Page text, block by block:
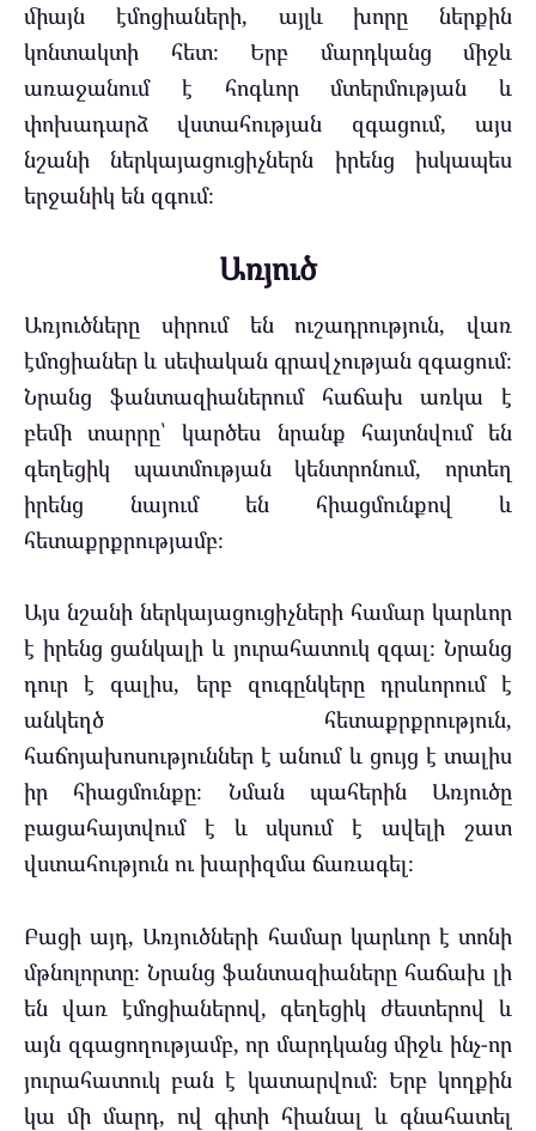
միայն էմոցիաների, այլև խորը ներքին
կոնտակտի հետ։ Երբ մարդկանց միջև
առաջանում է հոգևոր մտերմության և
փոխադարձ վստահության զգացում, այս
նշանի ներկայացուցիչներն իրենց իսկապես
երջանիկ են զգում։
Առյուծ
Առյուծները սիրում են ուշադրություն, վառ
էմոցիաներ և սեփական գրավչության զգացում։
Նրանց ֆանտազիաներում հաճախ առկա է
բեմի տարրը՝ կարծես նրանք հայտնվում են
գեղեցիկ պատմության կենտրոնում, որտեղ
իրենց նայում են հիացմունքով և
հետաքրքրությամբ։
Այս նշանի ներկայացուցիչների համար կարևոր
է իրենց ցանկալի և յուրահատուկ զգալ։ Նրանց
դուր է գալիս, երբ զուգընկերը դրսևորում է
անկեղծ հետաքրքրություն,
հաճոյախոսություններ է անում և ցույց է տալիս
իր հիացմունքը։ Նման պահերին Առյուծը
բացահայտվում է և սկսում է ավելի շատ
վստահություն ու խարիզմա ճառագել։
Բացի այդ, Առյուծների համար կարևոր է տոնի
մթնոլորտը։ Նրանց ֆանտազիաները հաճախ լի
են վառ էմոցիաներով, գեղեցիկ ժեստերով և
այն զգացողությամբ, որ մարդկանց միջև ինչ-որ
յուրահատուկ բան է կատարվում։ Երբ կողքին
կա մի մարդ, ով գիտի հիանալ և գնահատել